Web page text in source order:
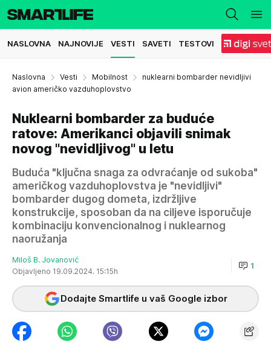
NASLOVNA NAJNOVIJE VESTI SAVETI TESTOVI
Naslovna Vesti Mobilnost
nuklearni bombarder nevidljivi
avion američko vazduhoplovstvo
Nuklearni bombarder za buduće
ratove: Amerikanci objavili snimak
novog "nevidljivog" u letu
Buduća "ključna snaga za odvraćanje od sukoba"
američkog vazduhoplovstva je "nevidljivi"
bombarder dugog dometa, izdržljive
konstrukcije, sposoban da na ciljeve isporučuje
kombinaciju konvencionalnog i nuklearnog
naoružanja
Miloš B. Jovanović
Objavljeno 19.09.2024. 15:15h
1
Dodajte Smartlife u vaš Google izbor